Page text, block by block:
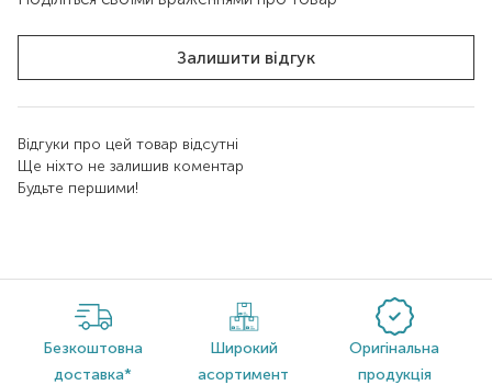
Залишити відгук
Відгуки про цей товар відсутні
Ще ніхто не залишив коментар
Будьте першими!
Безкоштовна
доставка*
Широкий
асортимент
Оригінальна
продукція